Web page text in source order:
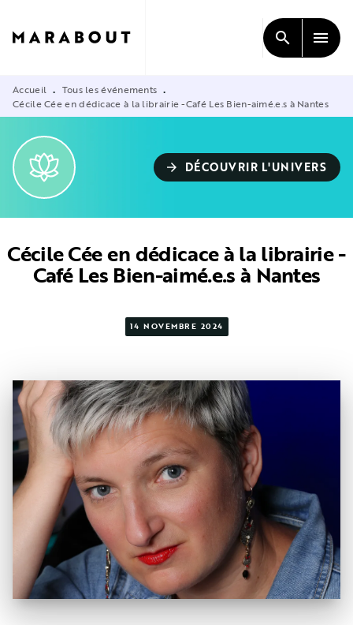
CONTENU
search menu
Accueil • Tous les événements •
Cécile Cée en dédicace à la librairie -Café Les Bien-aimé.e.s à Nantes
arrow_forward DÉCOUVRIR L'UNIVERS
Cécile Cée en dédicace à la librairie -
Café Les Bien-aimé.e.s à Nantes
14 NOVEMBRE 2024